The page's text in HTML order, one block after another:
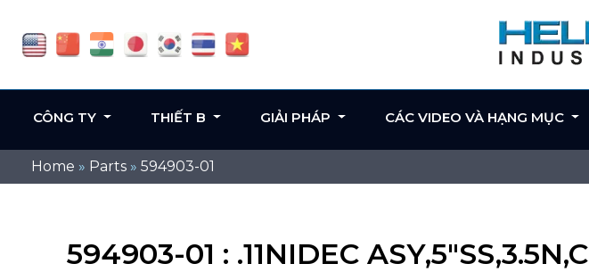
Home » Parts » 594903-01
594903-01 : .11NIDEC
CÔNG TY THIẾT B GIẢI PHÁP CÁC VIDEO VÀ HẠNG MỤC